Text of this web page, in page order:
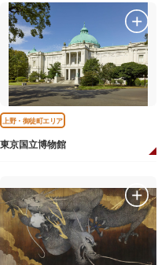
上野・御徒町エリア
東京国立博物館